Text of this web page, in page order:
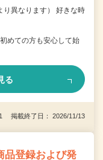
異なります） 好きな時
めての方も安心して始
る
掲載終了日： 2026/11/13
品登録および発